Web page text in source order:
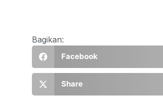
Bagikan:
Facebook
Share